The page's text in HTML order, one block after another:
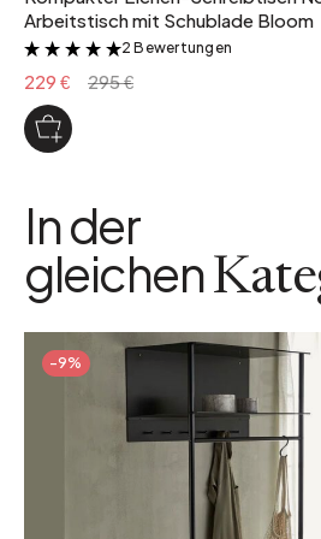
Arbeitstisch mit Schublade Bloom
&
2 Bewertungen
229 € 295 €
In der
gleichen
-9%